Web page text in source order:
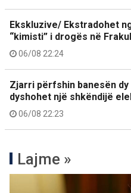
Ekskluzive/ Ekstradohet
“kimisti” i drogës në
06/08 22:24
Zjarri përfshin banesën
dyshohet një shkëndijë
06/08 22:23
Lajme »